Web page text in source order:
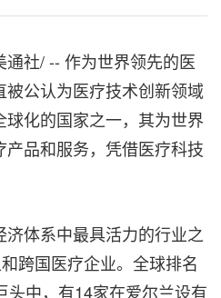
通社/ -- 作为世界领先的医
公认为医疗技术创新领域
化的国家之一，其为世界
品和服务，凭借医疗科技
体系中最具活力的行业之
跨国医疗企业。全球排名
头中，有14家在爱尔兰设有